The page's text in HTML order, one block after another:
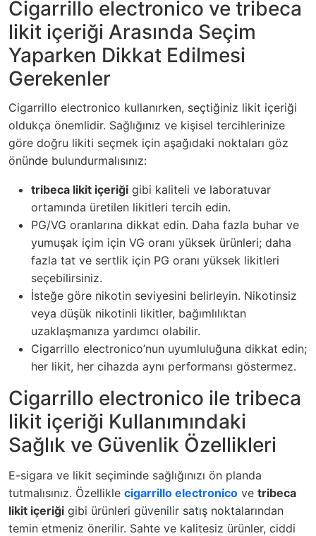
Cigarrillo electronico ve tribeca
likit içeriği Arasında Seçim
Yaparken Dikkat Edilmesi
Gerekenler
Cigarrillo electronico kullanırken, seçtiğiniz likit içeriği
oldukça önemlidir. Sağlığınız ve kişisel tercihlerinize
göre doğru likiti seçmek için aşağıdaki noktaları göz
önünde bulundurmalısınız:
tribeca likit içeriği gibi kaliteli ve laboratuvar
ortamında üretilen likitleri tercih edin.
PG/VG oranlarına dikkat edin. Daha fazla buhar ve
yumuşak içim için VG oranı yüksek ürünleri; daha
fazla tat ve sertlik için PG oranı yüksek likitleri
seçebilirsiniz.
İsteğe göre nikotin seviyesini belirleyin. Nikotinsiz
veya düşük nikotinli likitler, bağımlılıktan
uzaklaşmanıza yardımcı olabilir.
Cigarrillo electronico’nun uyumluluğuna dikkat edin;
her likit, her cihazda aynı performansı göstermez.
Cigarrillo electronico ile tribeca
likit içeriği Kullanımındaki
Sağlık ve Güvenlik Özellikleri
E-sigara ve likit seçiminde sağlığınızı ön planda
tutmalısınız. Özellikle cigarrillo electronico ve tribeca
likit içeriği gibi ürünleri güvenilir satış noktalarından
temin etmeniz önerilir. Sahte ve kalitesiz ürünler, ciddi